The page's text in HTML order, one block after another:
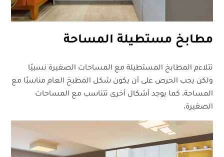
مطابخ مستطيلة المساحة
تتلاءم المطابخ المستطيلة مع المساحات الصغيرة نسبيًا
ولكن يجب الحرص على أن يكون شكل المطبخ العام مناسبًا مع
المساحة. كما يوجد أشكال أخرى تتناسب مع المساحات
الصغيرة.